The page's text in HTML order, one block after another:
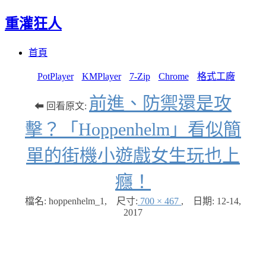
重灌狂人
首頁
PotPlayer KMPlayer 7-Zip Chrome 格式工廠
⬅ 回看原文: 前進、防禦還是攻
擊？「Hoppenhelm」看似簡
單的街機小遊戲女生玩也上
癮！
檔名: hoppenhelm_1 , 尺寸: 700 × 467 , 日期: 12-14,
2017